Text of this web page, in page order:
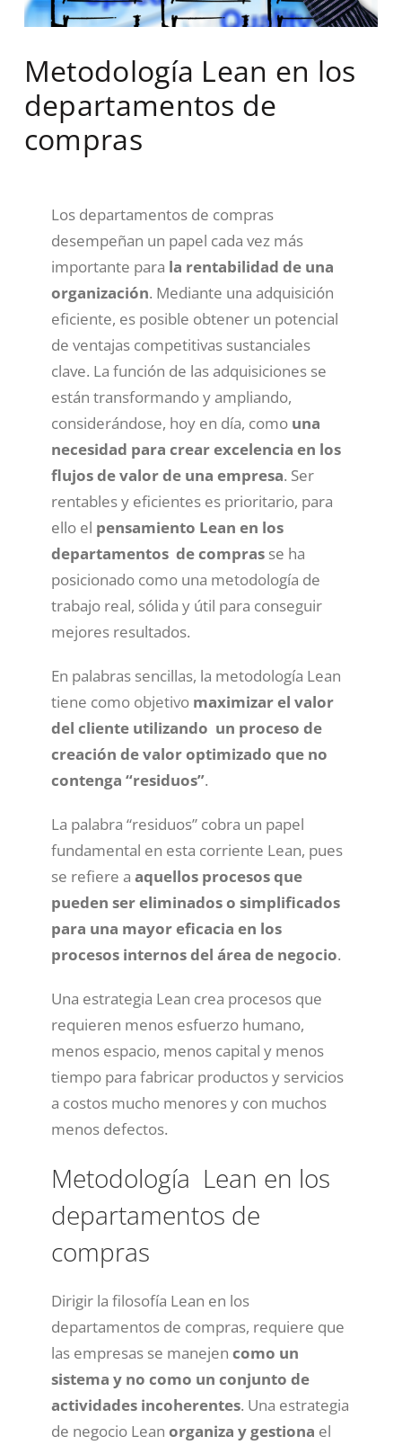
Metodología Lean en los
departamentos de
compras
Los departamentos de compras
desempeñan un papel cada vez más
importante para la rentabilidad de una
organización. Mediante una adquisición
eficiente, es posible obtener un potencial
de ventajas competitivas sustanciales
clave. La función de las adquisiciones se
están transformando y ampliando,
considerándose, hoy en día, como una
necesidad para crear excelencia en los
flujos de valor de una empresa. Ser
rentables y eficientes es prioritario, para
ello el pensamiento Lean en los
departamentos de comprasse ha
posicionado como una metodología de
trabajo real, sólida y útil para conseguir
mejores resultados.
En palabras sencillas, la metodología Lean
tiene como objetivo maximizar el valor
del cliente utilizando un proceso de
creación de valor optimizado que no
contenga “residuos”.
La palabra “residuos” cobra un papel
fundamental en esta corriente Lean, pues
se refiere a aquellos procesos que
pueden ser eliminados o simplificados
para una mayor eficacia en los
procesos internos del área de negocio.
Una estrategia Lean crea procesos que
requieren menos esfuerzo humano,
menos espacio, menos capital y menos
tiempo para fabricar productos y servicios
a costos mucho menores y con muchos
menos defectos.
Metodología Lean en los
departamentos de
compras
Dirigir la filosofía Lean en los
departamentos de compras, requiere que
las empresas se manejen como un
sistema y no como un conjunto de
actividades incoherentes. Una estrategia
de negocio Lean organiza y gestiona el